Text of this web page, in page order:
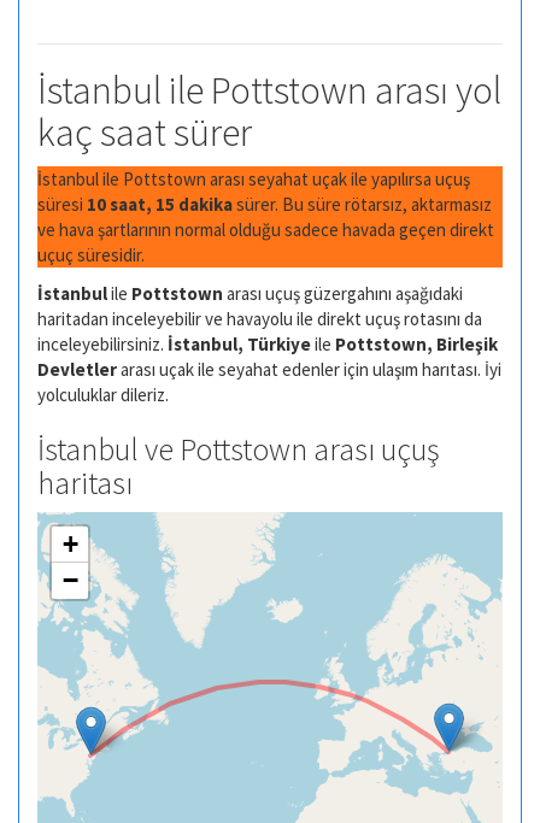
İstanbul ile Pottstown arası yol
kaç saat sürer
İstanbul ile Pottstown arası seyahat uçak ile yapılırsa uçuş
süresi 10 saat, 15 dakikasürer. Bu süre rötarsız, aktarmasız
ve hava şartlarının normal olduğu sadece havada geçen direkt
uçuç süresidir.
İstanbulile Pottstown arası uçuş güzergahını aşağıdaki
haritadan inceleyebilir ve havayolu ile direkt uçuş rotasını da
inceleyebilirsiniz. İstanbul, Türkiyeile Pottstown, Birleşik
Devletlerarası uçak ile seyahat edenler için ulaşım harıtası. İyi
yolculuklar dileriz.
İstanbul ve Pottstown arası uçuş
haritası
+
−